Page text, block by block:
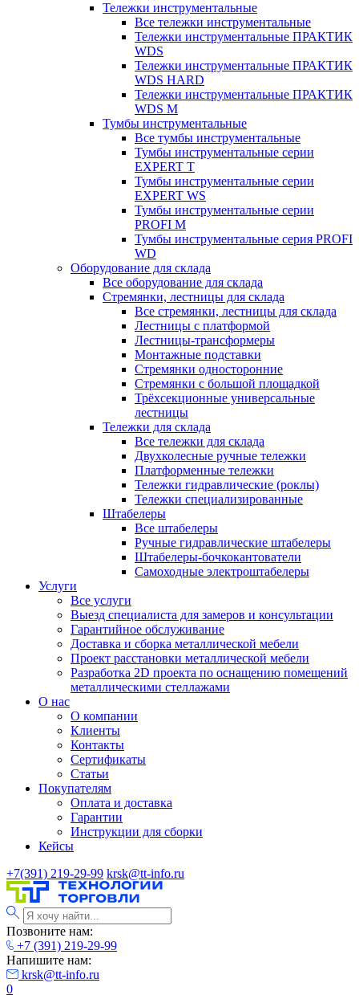
Тележки инструментальные
Все тележки инструментальные
Тележки инструментальные ПРАКТИК
WDS
Тележки инструментальные ПРАКТИК
WDS HARD
Тележки инструментальные ПРАКТИК
WDS M
Тумбы инструментальные
Все тумбы инструментальные
Тумбы инструментальные серии
EXPERT T
Тумбы инструментальные серии
EXPERT WS
Тумбы инструментальные серии
PROFI M
Тумбы инструментальные серия PROFI
WD
Оборудование для склада
Все оборудование для склада
Стремянки, лестницы для склада
Все стремянки, лестницы для склада
Лестницы с платформой
Лестницы-трансформеры
Монтажные подставки
Стремянки односторонние
Стремянки с большой площадкой
Трёхсекционные универсальные
лестницы
Тележки для склада
Все тележки для склада
Двухколесные ручные тележки
Платформенные тележки
Тележки гидравлические (роклы)
Тележки специализированные
Штабелеры
Все штабелеры
Ручные гидравлические штабелеры
Штабелеры-бочкокантователи
Самоходные электроштабелеры
Услуги
Все услуги
Выезд специалиста для замеров и консультации
Гарантийное обслуживание
Доставка и сборка металлической мебели
Проект расстановки металлической мебели
Разработка 2D проекта по оснащению помещений
металлическими стеллажами
О нас
О компании
Клиенты
Контакты
Сертификаты
Статьи
Покупателям
Оплата и доставка
Гарантии
Инструкции для сборки
Кейсы
+7(391) 219-29-99 krsk@tt-info.ru
Позвоните нам:
+7 (391) 219-29-99
Напишите нам:
krsk@tt-info.ru
0